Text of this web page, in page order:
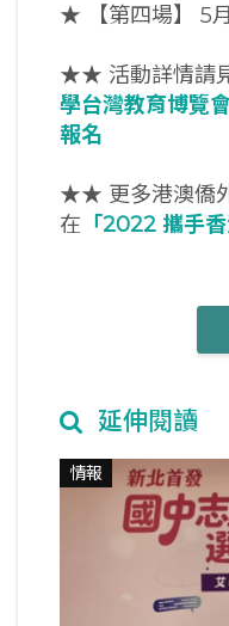
★ 【第四場】 5
★★ 活動詳情請
學台灣教育博覽
報名
★★ 更多港澳僑
在 「2022 攜手
延伸閱讀
情報